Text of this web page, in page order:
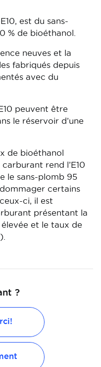
est du sans-
% de bioéthanol.
neuves et la
fabriqués depuis
avec du
peuvent être
le réservoir d’une
de bioéthanol
rend l’E10
le sans-plomb 95
certains
ci, il est
présentant la
et le taux de
?